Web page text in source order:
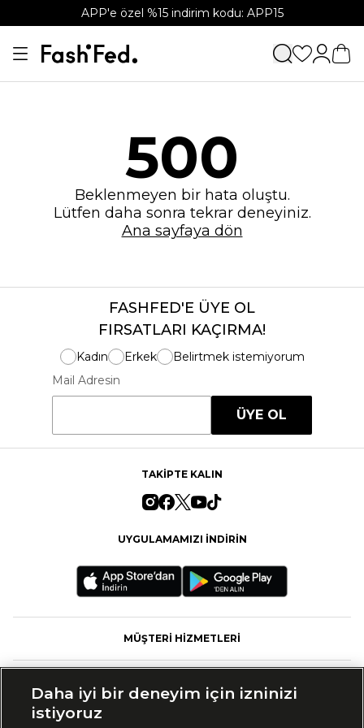
APP'e özel %15 indirim kodu: APP15
500
Beklenmeyen bir hata oluştu.
Lütfen daha sonra tekrar deneyiniz.
Ana sayfaya dön
FASHFED'E ÜYE OL
FIRSATLARI KAÇIRMA!
Kadın Erkek
Belirtmek istemiyorum
Mail Adresin
ÜYE OL
TAKİPTE KALIN
UYGULAMAMIZI İNDİRİN
MÜŞTERİ HİZMETLERİ
Daha iyi bir deneyim için izninizi
istiyoruz